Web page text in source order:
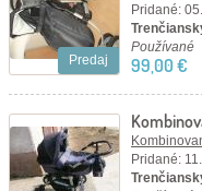
Predaj
Pridané:
Používané
99,00 €
Pridané: